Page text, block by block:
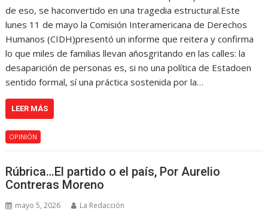
de eso, se haconvertido en una tragedia estructural.Este
lunes 11 de mayo la Comisión Interamericana de Derechos
Humanos (CIDH)presentó un informe que reitera y confirma
lo que miles de familias llevan añosgritando en las calles: la
desaparición de personas es, si no una política de Estadoen
sentido formal, sí una práctica sostenida por la…
LEER MÁS
OPINIÓN
Rúbrica…El partido o el país, Por Aurelio
Contreras Moreno
mayo 5, 2026 La Redacción